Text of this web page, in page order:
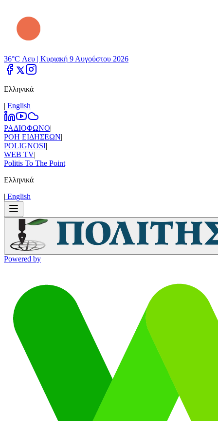
36°C Λευ | Κυριακή 9 Αυγούστου 2026
Ελληνικά
| Εnglish
ΡΑΔΙΟΦΩΝΟ|
ΡΟΗ ΕΙΔΗΣΕΩΝ|
POLIGNOSI|
WEB TV|
Politis To The Point
Ελληνικά
| Εnglish
Powered by